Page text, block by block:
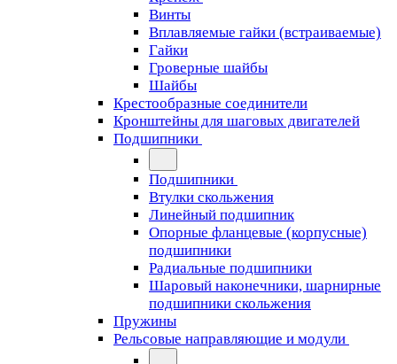
Винты
Вплавляемые гайки (встраиваемые)
Гайки
Гроверные шайбы
Шайбы
Крестообразные соединители
Кронштейны для шаговых двигателей
Подшипники
Подшипники
Втулки скольжения
Линейный подшипник
Опорные фланцевые (корпусные)
подшипники
Радиальные подшипники
Шаровый наконечники, шарнирные
подшипники скольжения
Пружины
Рельсовые направляющие и модули